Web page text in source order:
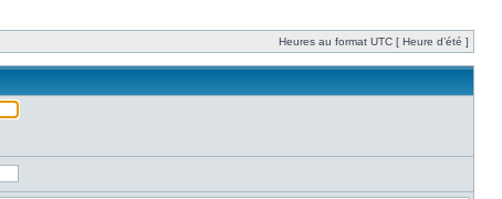
Heures au format UTC [ Heure d’été ]